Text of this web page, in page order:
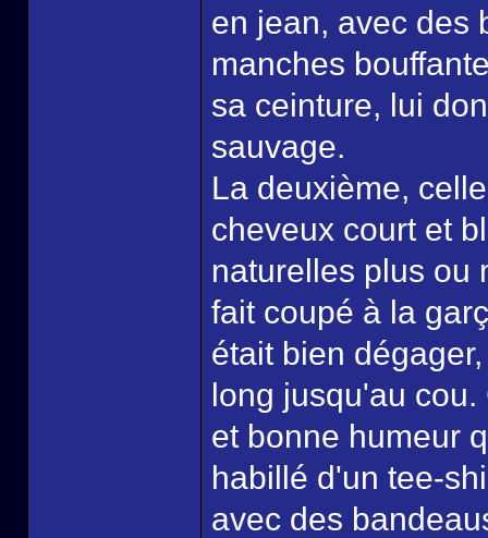
en jean, avec des
manches
sa ceinture, lui
sauvage.
La deuxième,
cheveux court et
naturelles plus ou
fait coupé à la
était bien
long jusqu'au
et bonne humeur
habillé d'un tee-
avec des